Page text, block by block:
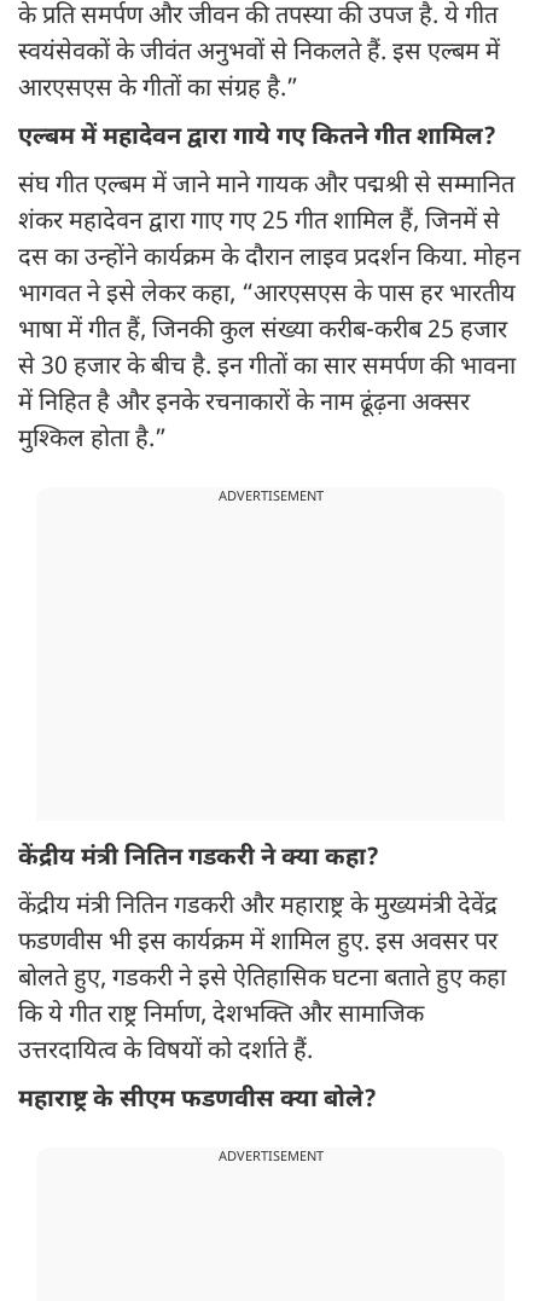
के प्रति समर्पण और जीवन की तपस्या की उपज है. ये गीत
स्वयंसेवकों के जीवंत अनुभवों से निकलते हैं. इस एल्बम में
आरएसएस के गीतों का संग्रह है.”
एल्बम में महादेवन द्वारा गाये गए कितने गीत शामिल?
संघ गीत एल्बम में जाने माने गायक और पद्मश्री से सम्मानित
शंकर महादेवन द्वारा गाए गए 25 गीत शामिल हैं, जिनमें से
दस का उन्होंने कार्यक्रम के दौरान लाइव प्रदर्शन किया. मोहन
भागवत ने इसे लेकर कहा, “आरएसएस के पास हर भारतीय
भाषा में गीत हैं, जिनकी कुल संख्या करीब-करीब 25 हजार
से 30 हजार के बीच है. इन गीतों का सार समर्पण की भावना
में निहित है और इनके रचनाकारों के नाम ढूंढ़ना अक्सर
मुश्किल होता है.”
ADVERTISEMENT
केंद्रीय मंत्री नितिन गडकरी ने क्या कहा?
केंद्रीय मंत्री नितिन गडकरी और महाराष्ट्र के मुख्यमंत्री देवेंद्र
फडणवीस भी इस कार्यक्रम में शामिल हुए. इस अवसर पर
बोलते हुए, गडकरी ने इसे ऐतिहासिक घटना बताते हुए कहा
कि ये गीत राष्ट्र निर्माण, देशभक्ति और सामाजिक
उत्तरदायित्व के विषयों को दर्शाते हैं.
महाराष्ट्र के सीएम फडणवीस क्या बोले?
ADVERTISEMENT